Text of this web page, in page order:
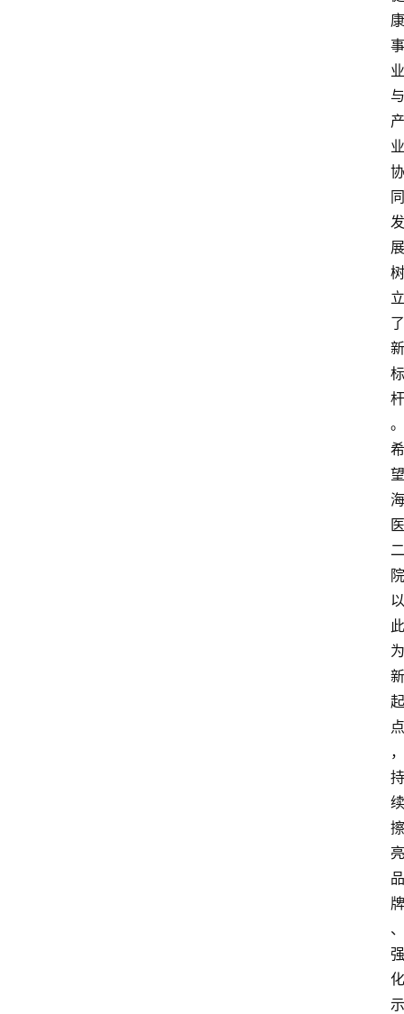
康
事
业
与
产
业
协
同
发
展
树
立
了
新
标
杆
。
希
望
海
医
二
院
以
此
为
新
起
点
，
持
续
擦
亮
品
牌
、
强
化
示